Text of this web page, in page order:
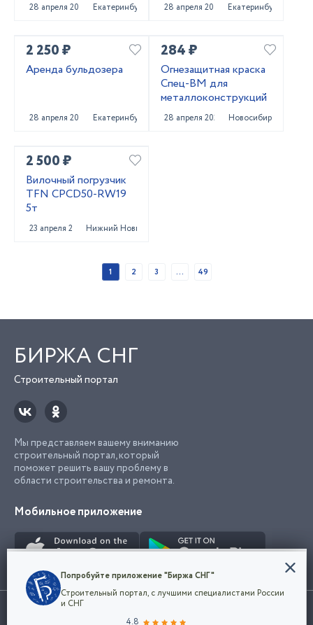
28 апреля 2025 Екатеринбург 28 апреля 2025 Екатеринбург
2 250 ₽
Аренда бульдозера
28 апреля 2025 Екатеринбург
284 ₽
Огнезащитная краска
Спец-ВМ для
металлоконструкций
28 апреля 2025 Новосибирск
2 500 ₽
Вилочный погрузчик
TFN CPCD50-RW19
5т
23 апреля 2025 Нижний Новгород
1 2 3 ... 49
БИРЖА СНГ
Строительный портал
Мы представляем вашему вниманию
строительный портал, который
поможет решить вашу проблему в
области строительства и ремонта.
Мобильное приложение
Использование сайта, в том числе подача объявлений, означает
Конфиденциальность
Мы используем файлы cookie, чтобы сделать
наш сайт удобным для каждого
Попробуйте приложение "Биржа СНГ"
Строительный портал, с лучшими специалистами России
и СНГ
4.8